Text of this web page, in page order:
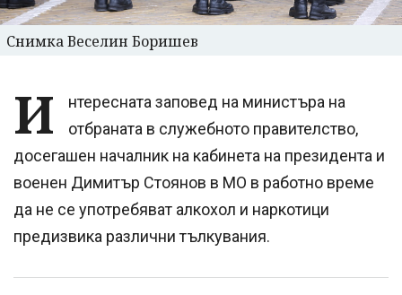
Снимка Веселин Боришев
И
нтересната заповед на министъра на
отбраната в служебното правителство,
досегашен началник на кабинета на президента и
военен Димитър Стоянов в МО в работно време
да не се употребяват алкохол и наркотици
предизвика различни тълкувания.